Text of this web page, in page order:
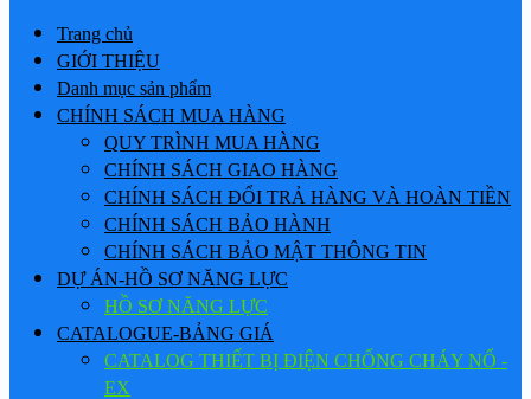
Trang chủ
GIỚI THIỆU
Danh mục sản phẩm
CHÍNH SÁCH MUA HÀNG
QUY TRÌNH MUA HÀNG
CHÍNH SÁCH GIAO HÀNG
CHÍNH SÁCH ĐỔI TRẢ HÀNG VÀ HOÀN TIỀN
CHÍNH SÁCH BẢO HÀNH
CHÍNH SÁCH BẢO MẬT THÔNG TIN
DỰ ÁN-HỒ SƠ NĂNG LỰC
HỒ SƠ NĂNG LỰC
CATALOGUE-BẢNG GIÁ
CATALOG THIẾT BỊ ĐIỆN CHỐNG CHÁY NỔ -
EX